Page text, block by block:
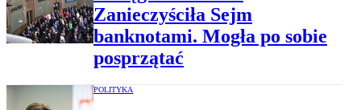
Zanieczyściła Sejm
banknotami. Mogła po sobie
posprzątać
POLITYKA